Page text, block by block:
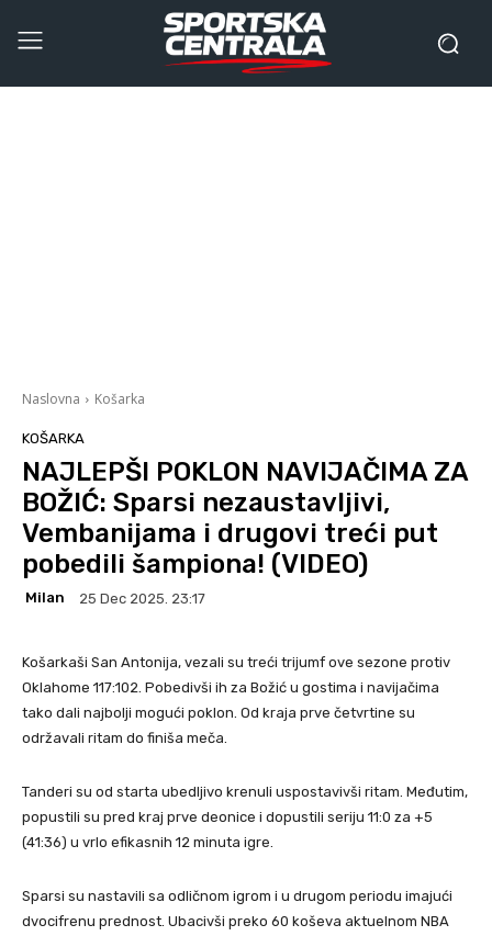
Naslovna Košarka
KOŠARKA
NAJLEPŠI POKLON NAVIJAČIMA ZA
BOŽIĆ: Sparsi nezaustavljivi,
Vembanijama i drugovi treći put
pobedili šampiona! (VIDEO)
Milan 25 Dec 2025. 23:17
Košarkaši San Antonija, vezali su treći trijumf ove sezone protiv
Oklahome 117:102. Pobedivši ih za Božić u gostima i navijačima
tako dali najbolji mogući poklon. Od kraja prve četvrtine su
održavali ritam do finiša meča.
Tanderi su od starta ubedljivo krenuli uspostavivši ritam. Međutim,
popustili su pred kraj prve deonice i dopustili seriju 11:0 za +5
(41:36) u vrlo efikasnih 12 minuta igre.
Sparsi su nastavili sa odličnom igrom i u drugom periodu imajući
dvocifrenu prednost. Ubacivši preko 60 koševa aktuelnom NBA